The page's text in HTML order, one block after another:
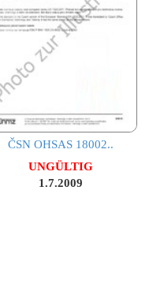
ČSN OHSAS 18002..
UNGÜLTIG
1.7.2009